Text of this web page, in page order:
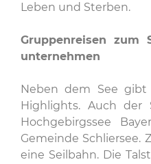
Leben und Sterben.
Gruppenreisen zum
unternehmen
Neben dem See
Highlights. Auch der
Hochgebirgssee
Gemeinde Schliersee.
eine Seilbahn. Die